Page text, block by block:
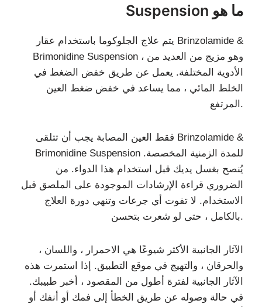
Suspension ما هو
يتم علاج الجلوكوما باستخدام عقار Brinzolamide &
Brimonidine Suspension ، وهو مزيج من العديد من
الأدوية المختلفة. يعمل عن طريق خفض الضغط في
الخلط المائي ، مما يساعد في خفض ضغط العين
المرتفع.
فقط العين المصابة يجب أن تتلقى Brinzolamide &
Brimonidine Suspension للمدة الزمنية المخصصة.
يُنصح بغسل يديك قبل استخدام هذا الدواء. من
الضروري قراءة الإرشادات الموجودة على الملصق قبل
الاستخدام. لا تفوت أي جرعات وتنهي دورة العلاج
بالكامل ، حتى لو شعرت بتحسن.
الآثار الجانبية الأكثر شيوعًا هي الاحمرار ، واللسان ،
والحرقان ، والتهيج في موقع التطبيق. إذا استمرت هذه
الآثار الجانبية لفترة أطول من المقصود ، أخبر طبيبك.
في حالة وصوله عن طريق الخطأ إلى فمك أو أنفك أو